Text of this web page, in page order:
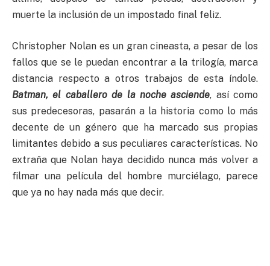
muerte la inclusión de un impostado final feliz.
Christopher Nolan es un gran cineasta, a pesar de los
fallos que se le puedan encontrar a la trilogía, marca
distancia respecto a otros trabajos de esta índole.
Batman, el caballero de la noche asciende, así como
sus predecesoras, pasarán a la historia como lo más
decente de un género que ha marcado sus propias
limitantes debido a sus peculiares características. No
extraña que Nolan haya decidido nunca más volver a
filmar una película del hombre murciélago, parece
que ya no hay nada más que decir.